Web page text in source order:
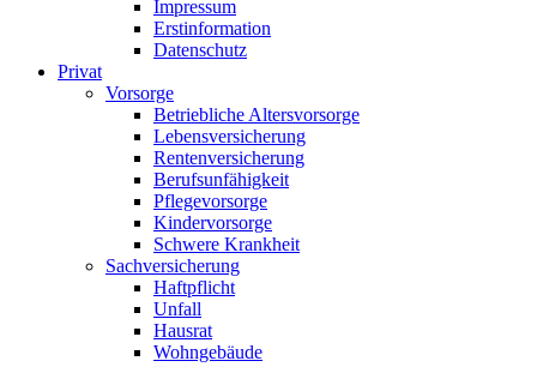
Impressum
Erstinformation
Datenschutz
Privat
Vorsorge
Betriebliche Altersvorsorge
Lebensversicherung
Rentenversicherung
Berufsunfähigkeit
Pflegevorsorge
Kindervorsorge
Schwere Krankheit
Sachversicherung
Haftpflicht
Unfall
Hausrat
Wohngebäude